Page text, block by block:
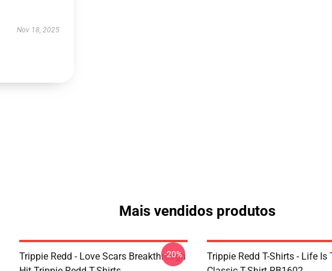
Nov 18, 2025
Mais vendidos produtos
Trippie Redd - Love Scars Breakthrough
-20%
Trippie Redd T-Shirts - Life Is